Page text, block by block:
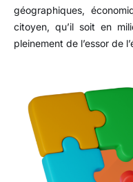
géographiques,
citoyen, qu’il soit en
pleinement de l’essor de